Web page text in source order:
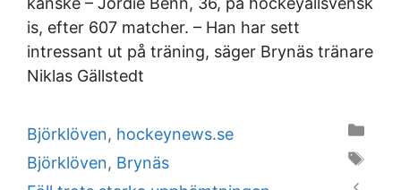
is, efter 607 matcher. – Han har sett
intressant ut på träning, säger Brynäs tränare
Niklas Gällstedt
Categories
Björklöven, hockeynews.se
Tags
Björklöven, Brynäs